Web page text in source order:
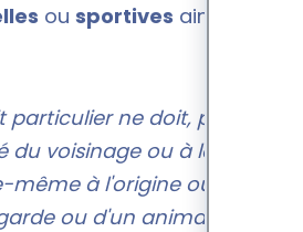
ou sportives ainsi que les
ne doit, par sa
voisinage ou à la santé de
à l'origine ou que ce
ou d'un animal placé